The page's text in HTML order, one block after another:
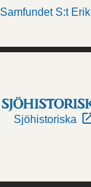
Samfundet S:t Erik
Sjöhistoriska